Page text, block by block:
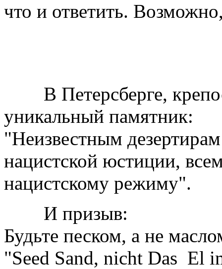
что и ответить.
В Петерсберге,
уникальный памятник:
"Неизвестным
нацистской юстиции,
нацистскому режиму".
И призыв:
Будьте песком, а не
"Seed Sand, nicht Das Еl